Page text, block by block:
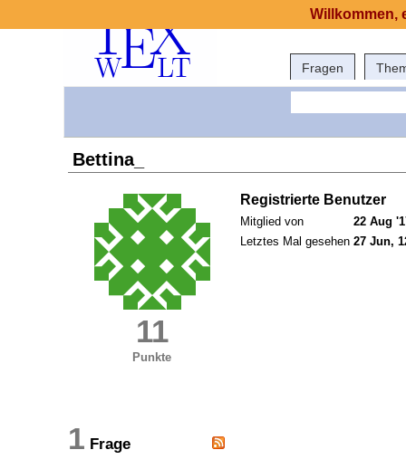
Fragen
Bettina_
11
Punkte
Registrierte Benutzer
Mitglied von
22 Aug
Letztes Mal gesehen 27 Jun,
1 Frage
Willkommen,